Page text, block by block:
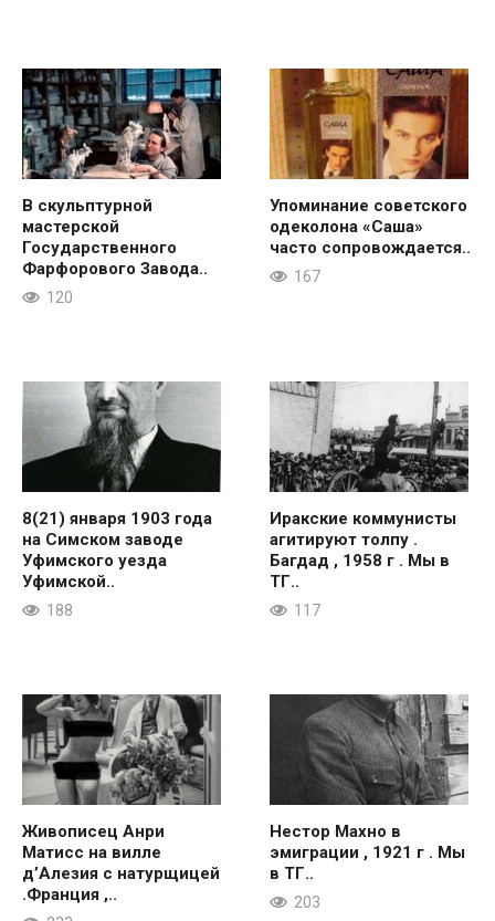
В скульптурной
мастерской
Государственного
Фарфорового Завода..
120
Упоминание советского
одеколона «Саша»
часто сопровождается..
167
8(21) января 1903 года
на Симском заводе
Уфимского уезда
Уфимской..
188
Иракские коммунисты
агитируют толпу .
Багдад , 1958 г . Мы в
ТГ..
117
Живописец Анри
Матисс на вилле
д’Алезия с натурщицей
.Франция ,..
Нестор Махно в
эмиграции , 1921 г . Мы
в ТГ..
203